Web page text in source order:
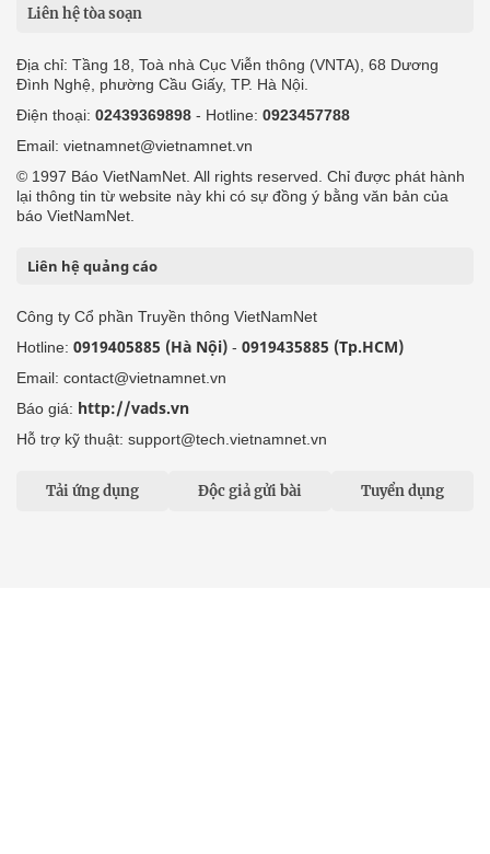
Liên hệ tòa soạn
Địa chỉ: Tầng 18, Toà nhà Cục Viễn thông (VNTA), 68 Dương
Đình Nghệ, phường Cầu Giấy, TP. Hà Nội.
Điện thoại: 02439369898 - Hotline: 0923457788
Email: vietnamnet@vietnamnet.vn
© 1997 Báo VietNamNet. All rights reserved. Chỉ được phát hành
lại thông tin từ website này khi có sự đồng ý bằng văn bản của
báo VietNamNet.
Liên hệ quảng cáo
Công ty Cổ phần Truyền thông VietNamNet
Hotline: 0919405885 (Hà Nội) - 0919435885 (Tp.HCM)
Email: contact@vietnamnet.vn
Báo giá: http://vads.vn
Hỗ trợ kỹ thuật: support@tech.vietnamnet.vn
Tải ứng dụng Độc giả gửi bài Tuyển dụng